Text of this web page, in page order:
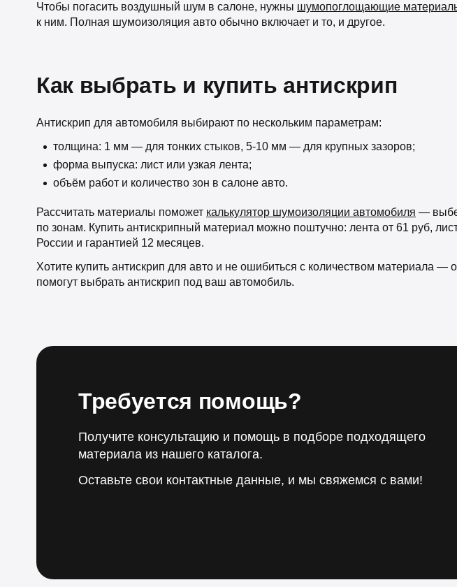
Чтобы погасить воздушный шум в салоне, нужны шумопоглощающие
к ним. Полная шумоизоляция авто обычно включает и то, и другое.
Как выбрать и купить антискрип
Антискрип для автомобиля выбирают по нескольким параметрам:
толщина: 1 мм — для тонких стыков, 5-10 мм — для крупных зазоров;
форма выпуска: лист или узкая лента;
объём работ и количество зон в салоне авто.
Рассчитать материалы поможет калькулятор шумоизоляции автомобиля —
по зонам. Купить антискрипный материал можно поштучно: лента от 61 руб,
России и гарантией 12 месяцев.
Хотите купить антискрип для авто и не ошибиться с количеством материала —
помогут выбрать антискрип под ваш автомобиль.
Требуется помощь?
Получите консультацию и помощь в подборе подходящего
материала из нашего каталога.
Оставьте свои контактные данные, и мы свяжемся с вами!